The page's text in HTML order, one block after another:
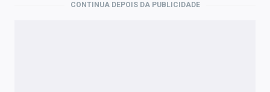
CONTINUA DEPOIS DA PUBLICIDADE